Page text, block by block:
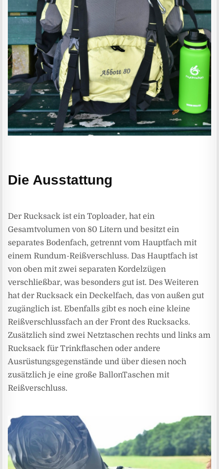
Die Ausstattung
Der Rucksack ist ein Toploader, hat ein
Gesamtvolumen von 80 Litern und besitzt ein
separates Bodenfach, getrennt vom Hauptfach mit
einem Rundum-Reißverschluss. Das Hauptfach ist
von oben mit zwei separaten Kordelzügen
verschließbar, was besonders gut ist. Des Weiteren
hat der Rucksack ein Deckelfach, das von außen gut
zugänglich ist. Ebenfalls gibt es noch eine kleine
Reißverschlussfach an der Front des Rucksacks.
Zusätzlich sind zwei Netztaschen rechts und links am
Rucksack für Trinkflaschen oder andere
Ausrüstungsgegenstände und über diesen noch
zusätzlich je eine große BallonTaschen mit
Reißverschluss.